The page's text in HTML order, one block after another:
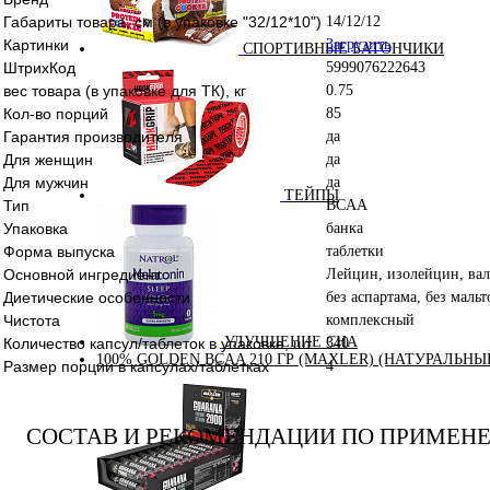
СПОРТИВНЫЕ БАТОНЧИКИ
ТЕЙПЫ
УЛУЧШЕНИЕ СНА
100% GOLDEN BCAA 210 ГР (MAXLER)
Габариты товара, см (в упаковке "32/12*10") 14/12/12
Картинки Загрузить
ШтрихКод 5999076222643
вес товара (в упаковке для ТК), кг 0.75
Кол-во порций 85
Гарантия производителя да
Для женщин да
Для мужчин да
Тип BCAA
Упаковка банка
Форма выпуска таблетки
Основной ингредиент Лейцин, изолейцин,
Диетические особенности без аспартама, без
Чистота комплексный
Количество капсул/таблеток в упаковке, шт. 340
Размер порции в капсулах/таблетках 4
СОСТАВ И РЕКОМЕНДАЦИИ ПО